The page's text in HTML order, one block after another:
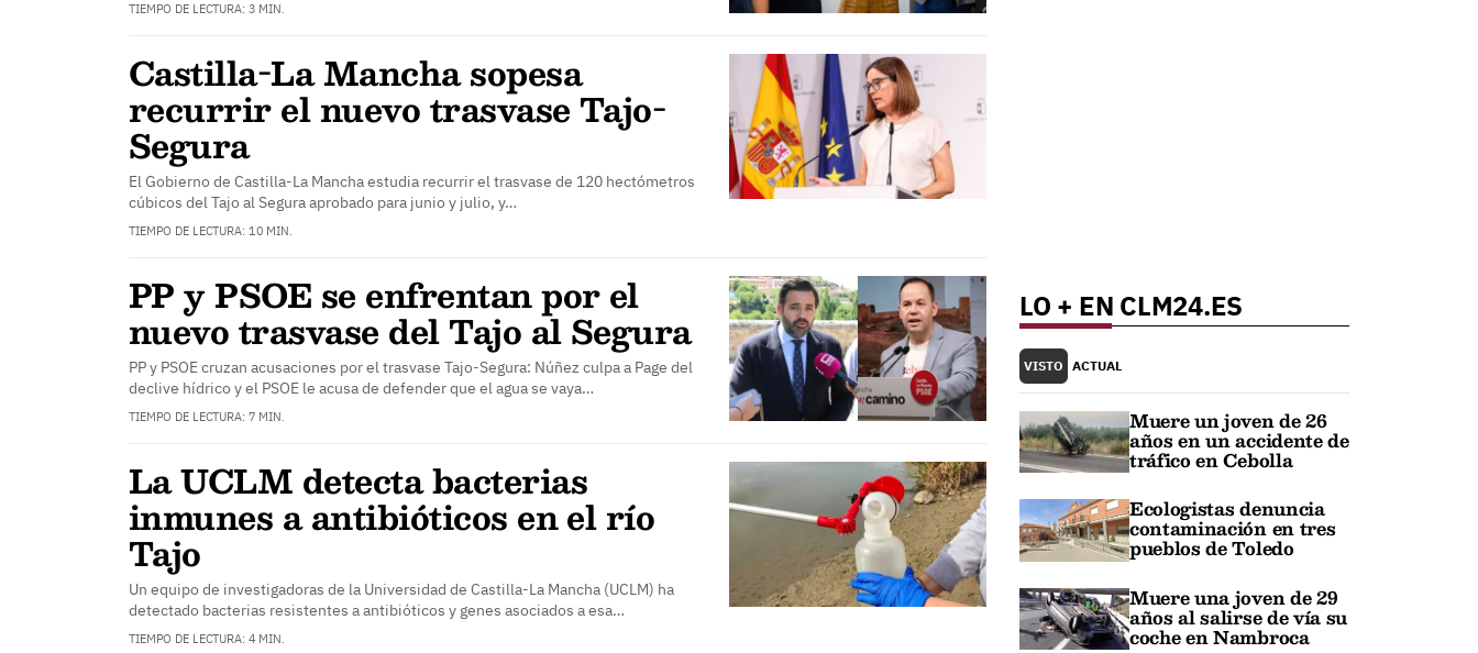
TIEMPO DE LECTURA: 3 MIN.
Castilla-La Mancha sopesa
recurrir el nuevo trasvase Tajo-
Segura
El Gobierno de Castilla-La Mancha estudia recurrir el trasvase de 120 hectómetros
cúbicos del Tajo al Segura aprobado para junio y julio, y…
TIEMPO DE LECTURA: 10 MIN.
PP y PSOE se enfrentan por el
nuevo trasvase del Tajo al Segura
PP y PSOE cruzan acusaciones por el trasvase Tajo-Segura: Núñez culpa a Page del
declive hídrico y el PSOE le acusa de defender que el agua se vaya…
TIEMPO DE LECTURA: 7 MIN.
La UCLM detecta bacterias
inmunes a antibióticos en el río
Tajo
Un equipo de investigadoras de la Universidad de Castilla-La Mancha (UCLM) ha
detectado bacterias resistentes a antibióticos y genes asociados a esa…
TIEMPO DE LECTURA: 4 MIN.
LO + EN CLM24.ES
VISTO ACTUAL
Muere un joven de 26
años en un accidente de
tráfico en Cebolla
Ecologistas denuncia
contaminación en tres
pueblos de Toledo
Muere una joven de 29
años al salirse de vía su
coche en Nambroca